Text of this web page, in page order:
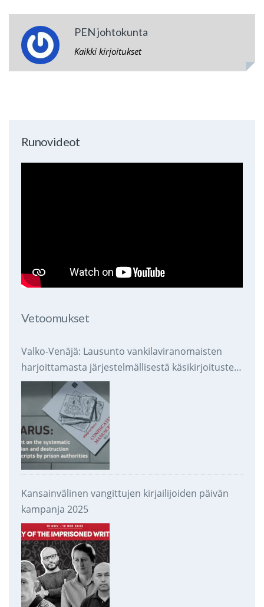
PEN johtokunta
Kaikki kirjoitukset
Runovideot
Vetoomukset
Valko-Venäjä: Lausunto vankilaviranomaisten
harjoittamasta järjestelmällisestä käsikirjoitusten
takavarikoinnista ja tuhoamisesta
Kansainvälinen vangittujen kirjailijoiden päivän
kampanja 2025